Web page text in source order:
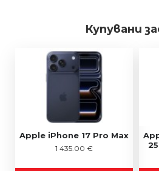
Купувани
Apple iPhone 17 Pro Max
1 435.00 €